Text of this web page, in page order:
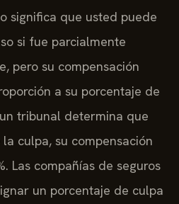
significa que usted puede
si fue parcialmente
pero su compensación
a su porcentaje de
tribunal determina que
culpa, su compensación
Las compañías de seguros
un porcentaje de culpa